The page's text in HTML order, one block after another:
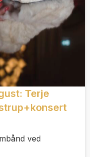
Terje
ved